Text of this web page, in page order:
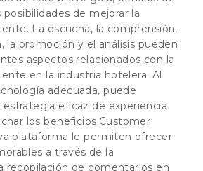
de mejorar la
La escucha, la comprensión,
la promoción y el análisis pueden
aspectos relacionados con la
en la industria hotelera. Al
adecuada, puede
eficaz de experiencia
los beneficios.Customer
plataforma le permiten ofrecer
a través de la
recopilación de comentarios en